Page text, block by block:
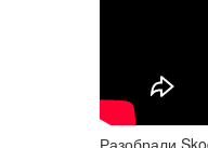
Разобрали